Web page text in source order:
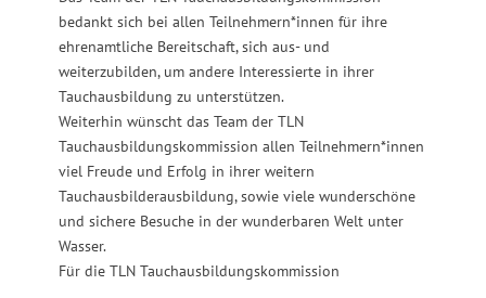
bedankt sich bei allen Teilnehmern*innen für ihre
ehrenamtliche Bereitschaft, sich aus- und
weiterzubilden, um andere Interessierte in ihrer
Tauchausbildung zu unterstützen.
Weiterhin wünscht das Team der TLN
Tauchausbildungskommission allen Teilnehmern*innen
viel Freude und Erfolg in ihrer weitern
Tauchausbilderausbildung, sowie viele wunderschöne
und sichere Besuche in der wunderbaren Welt unter
Wasser.
Für die TLN Tauchausbildungskommission